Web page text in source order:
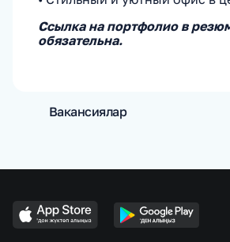
Ссылка на портфолио в
обязательна.
Вакансиялар